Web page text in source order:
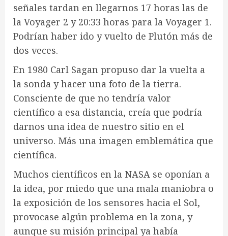
señales tardan en llegarnos 17 horas las de
la Voyager 2 y 20:33 horas para la Voyager 1.
Podrían haber ido y vuelto de Plutón más de
dos veces.
En 1980 Carl Sagan propuso dar la vuelta a
la sonda y hacer una foto de la tierra.
Consciente de que no tendría valor
científico a esa distancia, creía que podría
darnos una idea de nuestro sitio en el
universo. Más una imagen emblemática que
científica.
Muchos científicos en la NASA se oponían a
la idea, por miedo que una mala maniobra o
la exposición de los sensores hacia el Sol,
provocase algún problema en la zona, y
aunque su misión principal ya había